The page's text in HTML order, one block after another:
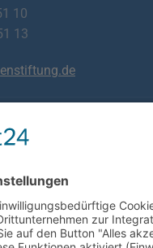
10
13
sowie den häufigsten